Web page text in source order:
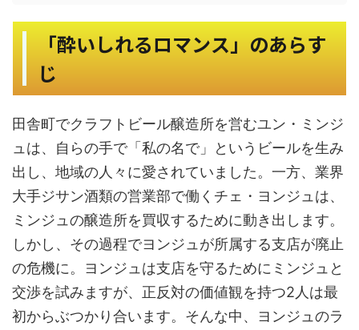
「酔いしれるロマンス」のあらす
じ
田舎町でクラフトビール醸造所を営むユン・ミンジ
ュは、自らの手で「私の名で」というビールを生み
出し、地域の人々に愛されていました。一方、業界
大手ジサン酒類の営業部で働くチェ・ヨンジュは、
ミンジュの醸造所を買収するために動き出します。
しかし、その過程でヨンジュが所属する支店が廃止
の危機に。ヨンジュは支店を守るためにミンジュと
交渉を試みますが、正反対の価値観を持つ2人は最
初からぶつかり合います。そんな中、ヨンジュのラ